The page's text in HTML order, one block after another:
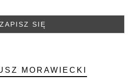
MORAWIECKI